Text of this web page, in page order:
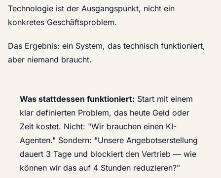
Technologie ist der Ausgangspunkt, nicht ein
konkretes Geschäftsproblem.
Das Ergebnis: ein System, das technisch funktioniert,
aber niemand braucht.
Was stattdessen funktioniert: Start mit einem
klar definierten Problem, das heute Geld oder
Zeit kostet. Nicht: "Wir brauchen einen KI-
Agenten." Sondern: "Unsere Angebotserstellung
dauert 3 Tage und blockiert den Vertrieb — wie
können wir das auf 4 Stunden reduzieren?"